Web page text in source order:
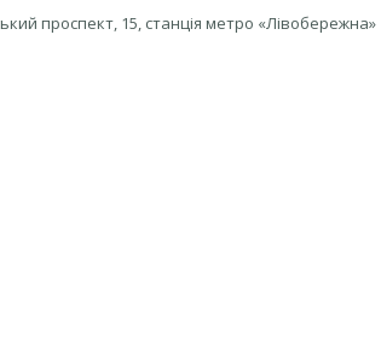
проспект, 15, станція метро «Лівобережна»